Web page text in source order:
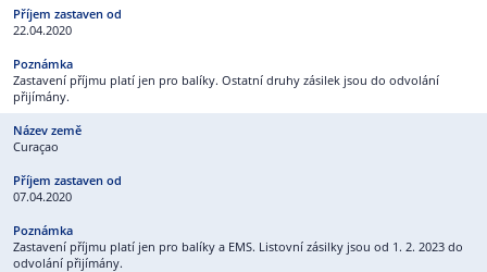
22.04.2020
Zastavení příjmu platí jen pro balíky. Ostatní druhy zásilek jsou do odvolání
přijímány.
Curaçao
07.04.2020
Zastavení příjmu platí jen pro balíky a EMS. Listovní zásilky jsou od 1. 2. 2023 do
odvolání přijímány.